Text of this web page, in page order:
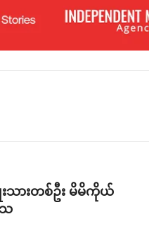
သားတစ်ဦး မိမိကိုယ်
ေ